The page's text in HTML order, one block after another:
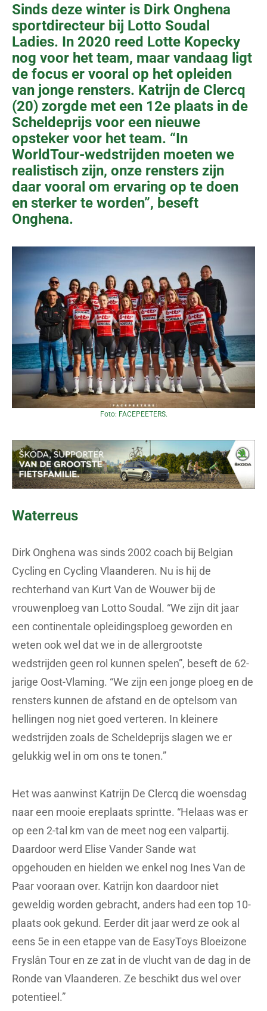
Sinds deze winter is Dirk Onghena
sportdirecteur bij Lotto Soudal
Ladies. In 2020 reed Lotte Kopecky
nog voor het team, maar vandaag ligt
de focus er vooral op het opleiden
van jonge rensters. Katrijn de Clercq
(20) zorgde met een 12e plaats in de
Scheldeprijs voor een nieuwe
opsteker voor het team. “In
WorldTour-wedstrijden moeten we
realistisch zijn, onze rensters zijn
daar vooral om ervaring op te doen
en sterker te worden”, beseft
Onghena.
Foto: FACEPEETERS.
Waterreus
Dirk Onghena was sinds 2002 coach bij Belgian
Cycling en Cycling Vlaanderen. Nu is hij de
rechterhand van Kurt Van de Wouwer bij de
vrouwenploeg van Lotto Soudal. “We zijn dit jaar
een continentale opleidingsploeg geworden en
weten ook wel dat we in de allergrootste
wedstrijden geen rol kunnen spelen”, beseft de 62-
jarige Oost-Vlaming. “We zijn een jonge ploeg en de
rensters kunnen de afstand en de optelsom van
hellingen nog niet goed verteren. In kleinere
wedstrijden zoals de Scheldeprijs slagen we er
gelukkig wel in om ons te tonen.”
Het was aanwinst Katrijn De Clercq die woensdag
naar een mooie ereplaats sprintte. “Helaas was er
op een 2-tal km van de meet nog een valpartij.
Daardoor werd Elise Vander Sande wat
opgehouden en hielden we enkel nog Ines Van de
Paar vooraan over. Katrijn kon daardoor niet
geweldig worden gebracht, anders had een top 10-
plaats ook gekund. Eerder dit jaar werd ze ook al
eens 5e in een etappe van de EasyToys Bloeizone
Fryslân Tour en ze zat in de vlucht van de dag in de
Ronde van Vlaanderen. Ze beschikt dus wel over
potentieel.”